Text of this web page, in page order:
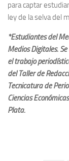
para captar
ley de la selva del
*Estudiantes del
Medios Digitales.
el trabajo
del Taller de
Tecnicatura de
Ciencias
Plata.